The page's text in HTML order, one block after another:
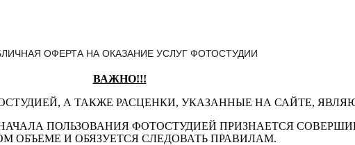
ОФЕРТА НА ОКАЗАНИЕ УСЛУГ ФОТОСТУДИИ
ВАЖНО!!!
А ТАКЖЕ РАСЦЕНКИ, УКАЗАННЫЕ НА САЙТЕ,
ПОЛЬЗОВАНИЯ ФОТОСТУДИЕЙ ПРИЗНАЕТСЯ
ОБЪЕМЕ И ОБЯЗУЕТСЯ СЛЕДОВАТЬ ПРАВИЛАМ.